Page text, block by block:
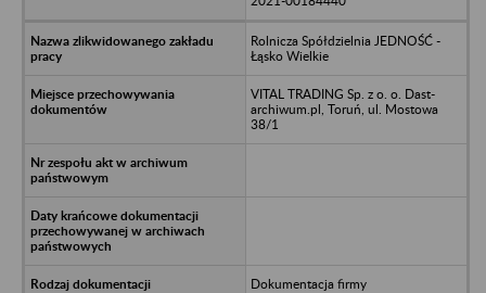
Rolnicza Spółdzielnia JEDNOŚĆ -
Łąsko Wielkie
VITAL TRADING Sp. z o. o. Dast-
archiwum.pl, Toruń, ul. Mostowa
38/1
Dokumentacja firmy